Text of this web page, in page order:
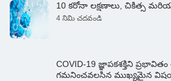
10 కరోనా లక్షణాలు, చికిత్స
4 నిమి చదవండి
COVID-19 జ్ఞాపకశక్తిని
గమనించవలసిన ముఖ్యమైన